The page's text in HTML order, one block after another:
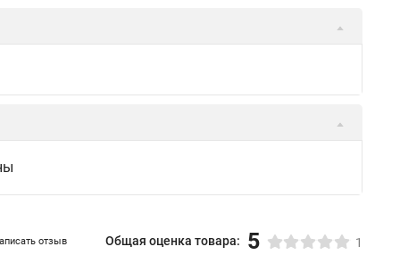
отзыв Общая оценка товара: 5 1